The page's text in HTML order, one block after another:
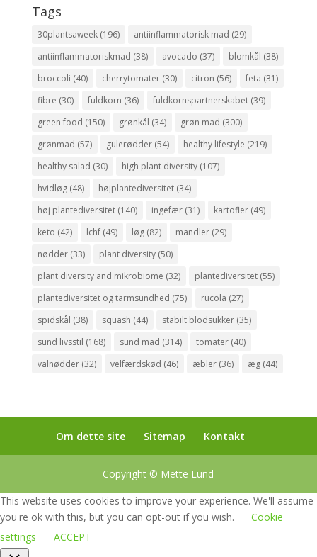
Tags
30plantsaweek(196) antiinflammatorisk mad (29)
antiinflammatoriskmad (38) avocado (37) blomkål (38)
broccoli (40) cherrytomater(30) citron (56) feta (31)
fibre (30) fuldkorn (36) fuldkornspartnerskabet(39)
green food (150) grønkål (34) grøn mad (300)
grønmad (57) gulerødder(54) healthy lifestyle (219)
healthy salad (30) high plant diversity(107)
hvidløg(48) højplantediversitet(34)
høj plantediversitet(140) ingefær(31) kartofler(49)
keto (42) lchf(49) løg(82) mandler(29)
nødder(33) plant diversity(50)
plant diversity and mikrobiome (32) plantediversitet(55)
plantediversitet og tarmsundhed (75) rucola (27)
spidskål (38) squash (44) stabilt blodsukker(35)
sund livsstil (168) sund mad (314) tomater(40)
valnødder(32) velfærdskød (46) æbler(36) æg(44)
Om dette site Sitemap Kontakt
Copyright © Mette Lund
This website uses cookies to improve your experience. We'll assume
you're ok with this, but you can opt-out if you wish.
Cookie
settings
ACCEPT